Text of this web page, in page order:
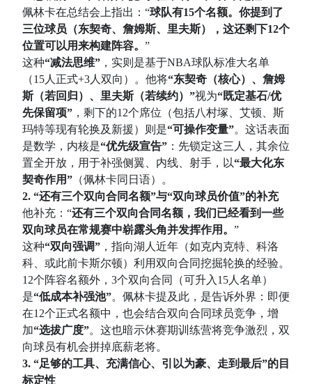
佩林卡在总结会上指出：“球队有15个名额。你提到了
三位球员（东契奇、詹姆斯、里夫斯），这还剩下12个
位置可以用来构建阵容。 ”
这种“减法思维” ，实则是基于NBA球队标准大名单
（15人正式+3人双向）。他将“东契奇（核心）、詹姆
斯（若回归）、里夫斯（若续约）”视为“既定基石/优
先保留项” ，剩下的12个席位（包括八村塚、艾顿、斯
玛特等现有轮换及新援）则是“可操作变量”。这话表面
是数学，内核是“优先级宣告” ：先锁定这三人，其余位
置全开放，用于补强侧翼、内线、射手，以“最大化东
契奇作用” （佩林卡同日语）。
2. “还有三个双向合同名额”与“双向球员价值”的补充
他补充：“还有三个双向合同名额，我们已经看到一些
双向球员在常规赛中崭露头角并发挥作用。 ”
这种“双向强调” ，指向湖人近年（如克内克特、科洛
科、或此前卡斯尔顿）利用双向合同挖掘轮换的经验。
12个阵容名额外，3个双向合同（可升入15人名单）
是“低成本补强池”。佩林卡提及此，是告诉外界：即便
在12个正式名额中，也会结合双向合同球员竞争，增
加“选拔广度”。这也暗示休赛期训练营将竞争激烈，双
向球员有机会拼掉底薪老将。
3. “足够的工具、充满信心、引以为豪、走到最后”的目
标定性